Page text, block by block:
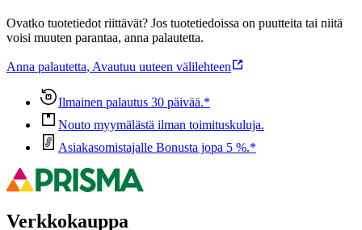
Ovatko tuotetiedot riittävät? Jos tuotetiedoissa on puutteita tai niitä
voisi muuten parantaa, anna palautetta.
Anna palautetta, Avautuu uuteen välilehteen
Ilmainen palautus 30 päivää.*
Nouto myymälästä ilman toimituskuluja.
Asiakasomistajalle Bonusta jopa 5 %.*
Verkkokauppa